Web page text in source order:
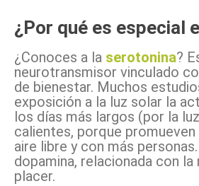
¿Por qué es especial
¿Conoces a la serotonina?
neurotransmisor vinculado
de bienestar. Muchos
exposición a la luz solar la
los días más largos (por la
calientes, porque
aire libre y con más
dopamina, relacionada con
placer.